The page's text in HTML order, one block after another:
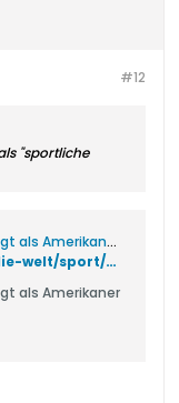
#12
"sportliche
Tennisprofi Haas schlägt als Amerikaner auf - WELT
http://www.welt.de/die-welt/sport/article7011451/Tennisprofi-Haas-schlaegt-als-Amerikaner-auf.html
als Amerikaner